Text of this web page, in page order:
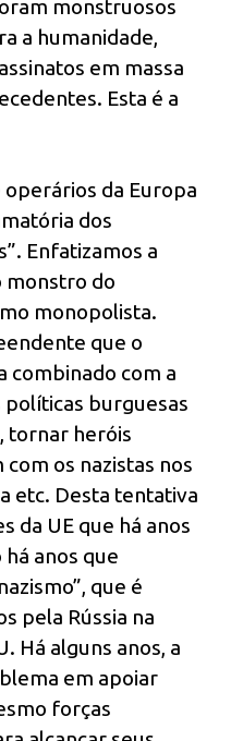
monstruosos
a humanidade,
em massa
Esta é a
da Europa
dos
Enfatizamos a
monstro do
monopolista.
que o
combinado com a
burguesas
tornar heróis
os nazistas nos
etc. Desta tentativa
da UE que há anos
anos que
que é
pela Rússia na
Há alguns anos, a
em apoiar
forças